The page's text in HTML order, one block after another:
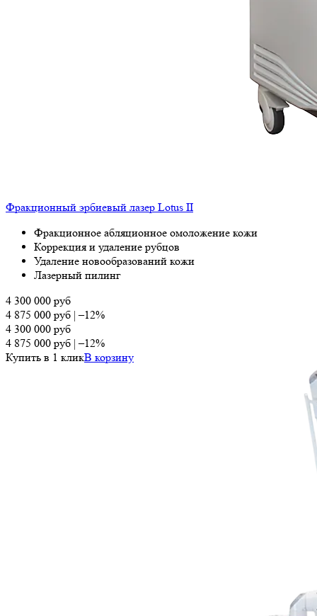
Фракционный эрбиевый лазер Lotus II
Фракционное абляционное омоложение кожи
Коррекция и удаление рубцов
Удаление новообразований кожи
Лазерный пилинг
4 300 000 руб
4 875 000 руб |–12%
4 300 000 руб
4 875 000 руб |–12%
Купить в 1 кликВ корзину